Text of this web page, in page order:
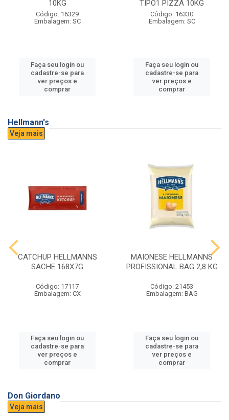
10KG
Código: 16329
Embalagem: SC
Faça seu login ou
cadastre-se para
ver preços e
comprar
TIPO1 PIZZA 10KG
Código: 16330
Embalagem: SC
Faça seu login ou
cadastre-se para
ver preços e
comprar
Hellmann's
Veja mais
CATCHUP HELLMANNS
SACHE 168X7G
Código: 17117
Embalagem: CX
Faça seu login ou
cadastre-se para
ver preços e
comprar
MAIONESE HELLMANNS
PROFISSIONAL BAG 2,8 KG
Código: 21453
Embalagem: BAG
Faça seu login ou
cadastre-se para
ver preços e
comprar
Don Giordano
Veja mais